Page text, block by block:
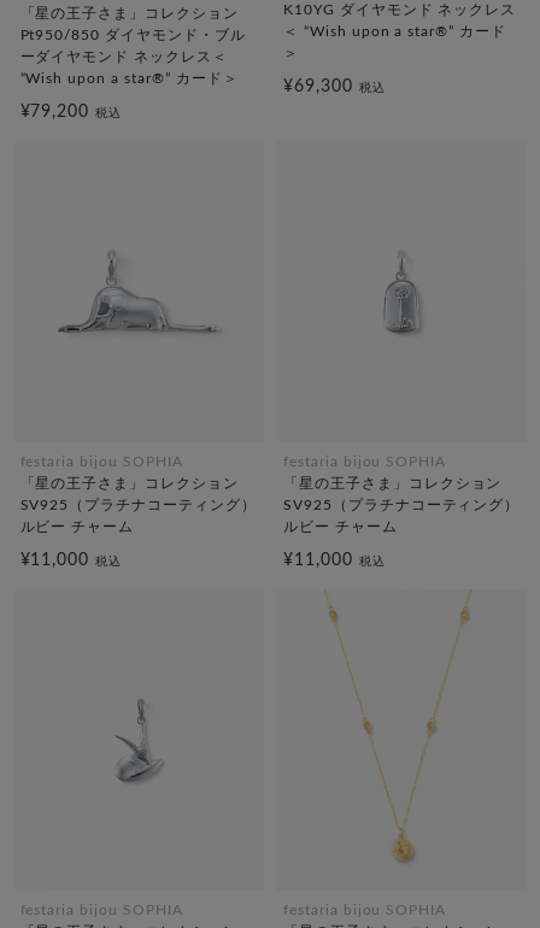
「星の王子さま」コレクション
Pt950/850 ダイヤモンド・ブル
ーダイヤモンド ネックレス＜
“Wish upon a star®” カード＞
¥79,200税込
K10YG ダイヤモンド ネックレス
＜ “Wish upon a star®” カード
＞
¥69,300 税込
festaria bijou SOPHIA
「星の王子さま」コレクション
SV925（プラチナコーティング）
ルビー チャーム
¥11,000税込
festaria bijou SOPHIA
「星の王子さま」コレクション
SV925（プラチナコーティング）
ルビー チャーム
¥11,000 税込
festaria bijou SOPHIA
festaria bijou SOPHIA